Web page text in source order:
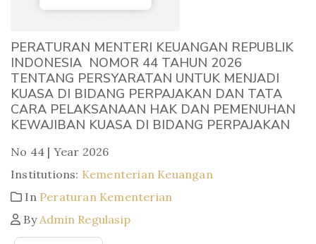
PERATURAN MENTERI KEUANGAN REPUBLIK
INDONESIA NOMOR 44 TAHUN 2026
TENTANG PERSYARATAN UNTUK MENJADI
KUASA DI BIDANG PERPAJAKAN DAN TATA
CARA PELAKSANAAN HAK DAN PEMENUHAN
KEWAJIBAN KUASA DI BIDANG PERPAJAKAN
No 44 | Year 2026
Institutions: Kementerian Keuangan
In Peraturan Kementerian
ByAdmin Regulasip